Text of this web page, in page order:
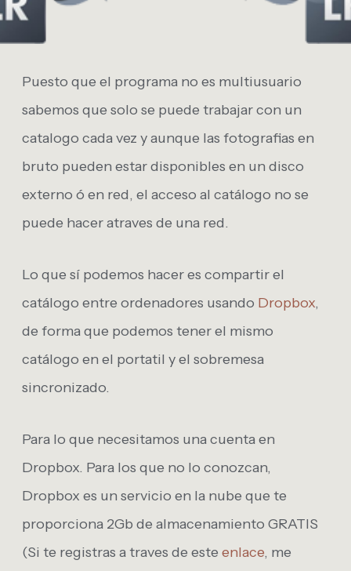
Puesto que el programa no es multiusuario
sabemos que solo se puede trabajar con un
catalogo cada vez y aunque las fotografias en
bruto pueden estar disponibles en un disco
externo ó en red, el acceso al catálogo no se
puede hacer atraves de una red.
Lo que sí podemos hacer es compartir el
catálogo entre ordenadores usando Dropbox,
de forma que podemos tener el mismo
catálogo en el portatil y el sobremesa
sincronizado.
Para lo que necesitamos una cuenta en
Dropbox. Para los que no lo conozcan,
Dropbox es un servicio en la nube que te
proporciona 2Gb de almacenamiento GRATIS
(Si te registras a traves de este enlace, me